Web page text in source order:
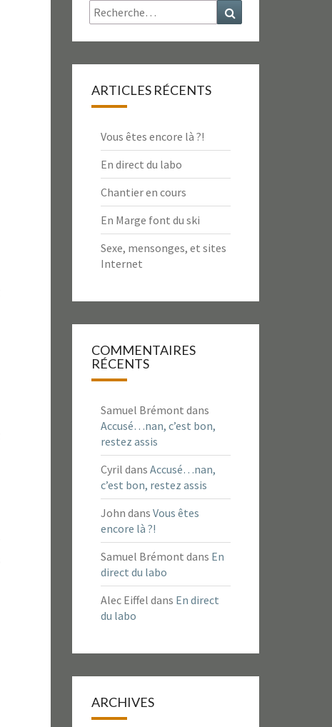
Rechercher :
ARTICLES RÉCENTS
Vous êtes encore là ?!
En direct du labo
Chantier en cours
En Marge font du ski
Sexe, mensonges, et sites
Internet
COMMENTAIRES
RÉCENTS
Samuel Brémont dans
Accusé…nan, c’est bon,
restez assis
Cyril dans Accusé…nan,
c’est bon, restez assis
John dans Vous êtes
encore là ?!
Samuel Brémont dans En
direct du labo
Alec Eiffel dans En direct
du labo
ARCHIVES